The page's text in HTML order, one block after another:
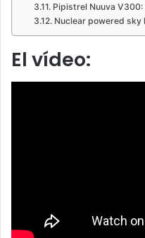
Pipistrel Nuuva V300:
Nuclear powered sky
El vídeo: